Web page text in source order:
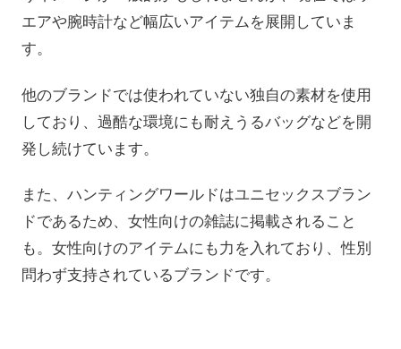
エアや腕時計など幅広いアイテムを展開していま
す。
他のブランドでは使われていない独自の素材を使用
しており、過酷な環境にも耐えうるバッグなどを開
発し続けています。
また、ハンティングワールドはユニセックスブラン
ドであるため、女性向けの雑誌に掲載されること
も。女性向けのアイテムにも力を入れており、性別
問わず支持されているブランドです。